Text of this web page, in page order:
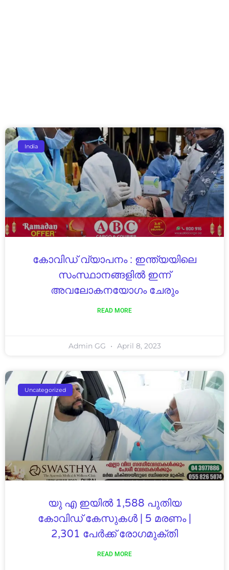
India
കോവിഡ് വ്യാപനം : ഇന്ത്യയിലെ
സംസ്ഥാനങ്ങളിൽ ഇന്ന്
അവലോകനയോഗം ചേരും
READ MORE
Admin GG April 8, 2023
Uncategorized
യു എ ഇയിൽ 1,588 പുതിയ
കോവിഡ് കേസുകൾ | 5 മരണം |
2,301 പേർക്ക് രോഗമുക്തി
READ MORE